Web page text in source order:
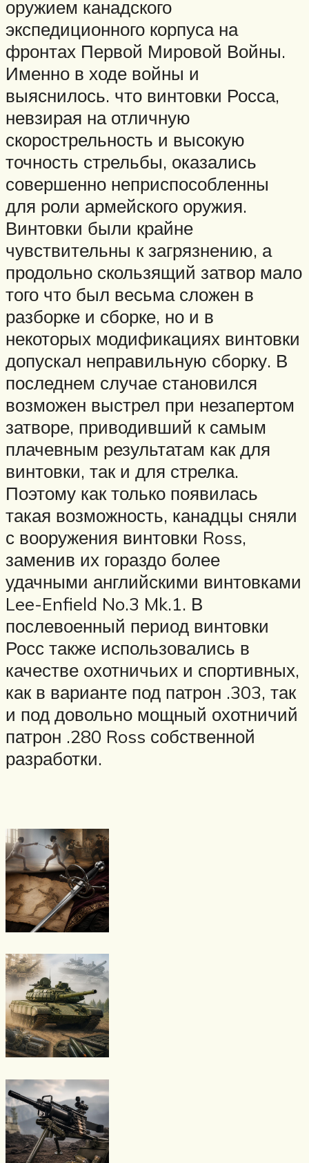
оружием канадского
экспедиционного корпуса на
фронтах Первой Мировой Войны.
Именно в ходе войны и
выяснилось. что винтовки Росса,
невзирая на отличную
скорострельность и высокую
точность стрельбы, оказались
совершенно неприспособленны
для роли армейского оружия.
Винтовки были крайне
чувствительны к загрязнению, а
продольно скользящий затвор мало
того что был весьма сложен в
разборке и сборке, но и в
некоторых модификациях винтовки
допускал неправильную сборку. В
последнем случае становился
возможен выстрел при незапертом
затворе, приводивший к самым
плачевным результатам как для
винтовки, так и для стрелка.
Поэтому как только появилась
такая возможность, канадцы сняли
с вооружения винтовки Ross,
заменив их гораздо более
удачными английскими винтовками
Lee-Enfield No.3 Mk.1. В
послевоенный период винтовки
Росс также использовались в
качестве охотничьих и спортивных,
как в варианте под патрон .303, так
и под довольно мощный охотничий
патрон .280 Ross собственной
разработки.